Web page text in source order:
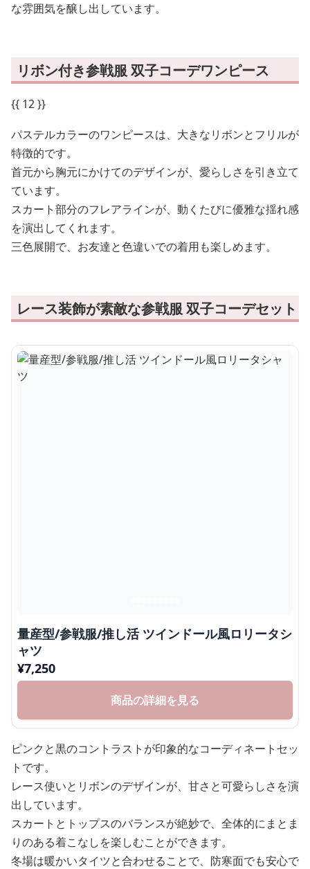
な雰囲気を醸し出しています。
リボン付き参戦服 双子コーデワンピース
{{ 12 }}
パステルカラーのワンピースは、大きなリボンとフリルが
特徴的です。
首元から胸元にかけてのデザインが、愛らしさを引き立て
ています。
スカート部分のフレアラインが、動くたびに優雅な揺れ感
を演出してくれます。
三色展開で、お友達と色違いでの着用も楽しめます。
レース装飾が素敵な参戦服 双子コーデセット
量産型/参戦服/推し活 ツインドール風ロリータシ
ャツ
¥7,250
商品の詳細を見る
ピンクと黒のコントラストが印象的なコーディネートセッ
トです。
レース使いとリボンのデザインが、甘さと可愛らしさを演
出しています。
スカートとトップスのバランスが絶妙で、全体的にまとま
りのある着こなしを楽しむことができます。
冬場は暖かいタイツと合わせることで、防寒面でも安心で